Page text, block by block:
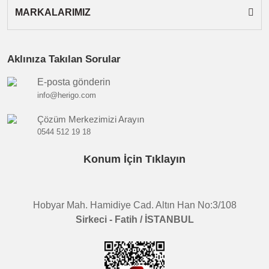
MARKALARIMIZ
Aklınıza Takılan Sorular
E-posta gönderin
info@herigo.com
Çözüm Merkezimizi Arayın
0544 512 19 18
Konum İçin Tıklayın
Hobyar Mah. Hamidiye Cad. Altın Han No:3/108
Sirkeci - Fatih / İSTANBUL